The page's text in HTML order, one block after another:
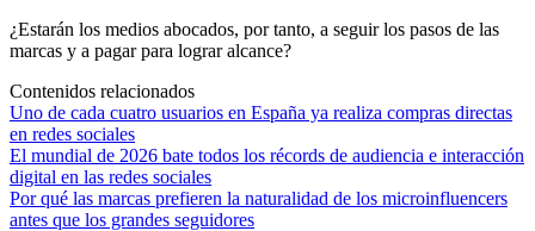
¿Estarán los medios abocados, por tanto, a seguir los pasos de las
marcas y a pagar para lograr alcance?
Contenidos relacionados
Uno de cada cuatro usuarios en España ya realiza compras directas
en redes sociales
El mundial de 2026 bate todos los récords de audiencia e interacción
digital en las redes sociales
Por qué las marcas prefieren la naturalidad de los microinfluencers
antes que los grandes seguidores